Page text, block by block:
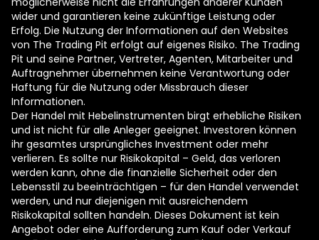
wider und garantieren keine zukünftige Leistung oder
Erfolg. Die Nutzung der Informationen auf den Websites
von The Trading Pit erfolgt auf eigenes Risiko. The Trading
Pit und seine Partner, Vertreter, Agenten, Mitarbeiter und
Auftragnehmer übernehmen keine Verantwortung oder
Haftung für die Nutzung oder Missbrauch dieser
Informationen.
Der Handel mit Hebelinstrumenten birgt erhebliche Risiken
und ist nicht für alle Anleger geeignet. Investoren können
ihr gesamtes ursprüngliches Investment oder mehr
verlieren. Es sollte nur Risikokapital – Geld, das verloren
werden kann, ohne die finanzielle Sicherheit oder den
Lebensstil zu beeinträchtigen – für den Handel verwendet
werden, und nur diejenigen mit ausreichendem
Risikokapital sollten handeln. Dieses Dokument ist kein
Angebot oder eine Aufforderung zum Kauf oder Verkauf